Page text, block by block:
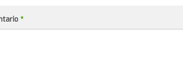
*